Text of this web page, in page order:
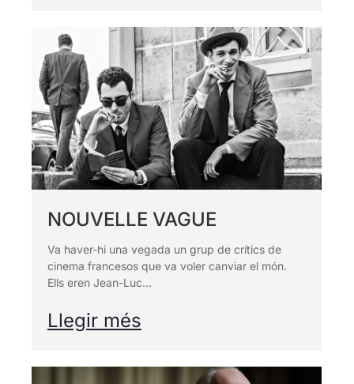
NOUVELLE VAGUE
Va haver-hi una vegada un grup de crítics de
cinema francesos que va voler canviar el món.
Ells eren Jean-Luc...
Llegir més